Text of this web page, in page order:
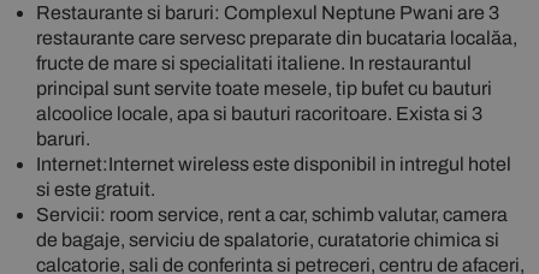
Restaurante si baruri: Complexul Neptune Pwani are 3
restaurante care servesc preparate din bucataria localăa,
fructe de mare si specialitati italiene. In restaurantul
principal sunt servite toate mesele, tip bufet cu bauturi
alcoolice locale, apa si bauturi racoritoare. Exista si 3
baruri.
Internet:Internet wireless este disponibil in intregul hotel
si este gratuit.
Servicii: room service, rent a car, schimb valutar, camera
de bagaje, serviciu de spalatorie, curatatorie chimica si
calcatorie, sali de conferinta si petreceri, centru de afaceri,